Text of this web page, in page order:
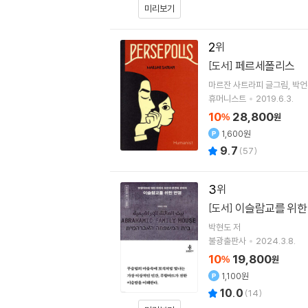
미리보기
2
[도서] 페르세폴리스
마르잔 사트라피 글그림 박
휴머니스트
2019.6.3.
10% 28,800원
1,600원
9.7 (57)
3
[도서] 이슬람교를 위
박현도 저
불광출판사
2024.3.8.
10% 19,800원
1,100원
10.0 (14)